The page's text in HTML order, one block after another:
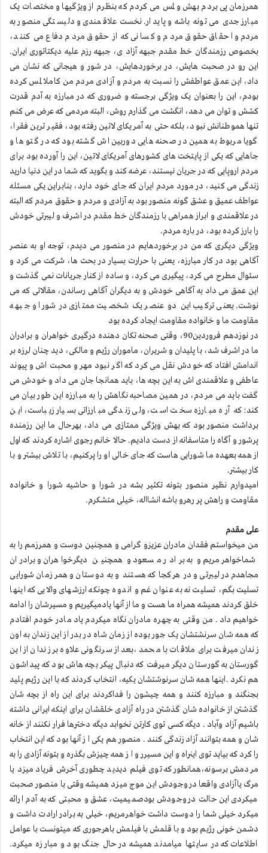
همرزمان پی بردم بهش و لمس می کردم که بنظرم از ویژگیها و مختصات یک
مبارز جدی می تونه باشه و پایدار. نخست علاقمندی و دلبستگی منصور به
مردم و احقاق حقوق مردم و کسانی که از حقوق مردم دفاع می کنند،
بخصوص رزمندگان خط مقدم جبهه آزاد ی، جبهه رزم علیه دیکتاتوری ایران.
این رو در صحبت هایش، در برخوردهایش، در شور و هیجانی که نشان می
داد، این عمق عواطفش را نسبت به مردم و آزادی مردم من کاملا لمس کرده
بودم، این را بعنوان یک ویژگی برجسته و ضروری که در مبارزه به آدم قدرت
کشش و توان می دهد، انگشت می گذارم روش، البته مردمی که عرض می کنم
تنها هموطنانش نبود، بلکه حتی به آمریکای لاتین رفته بود، فقیر ترین فقرا،
گویا مربوط به همین در صحنه هایی دوربین اش گشته بود که در گتو ها و
جاهایی که یکی از پایتخت های کشورهای آمریکای لاتین، این را آورده بود برای
مردم اروپایی که در جریان نیستند، عرضه کند و بگوید که شما در این دنیا دارید
زندگی می کنید، در مورد مردم ایران که جای خود دارد، بنابراین یکی مسئله
عواطف عمیق و عشق گونه منصور بود به آزادی و مردم و حقوق مردم که البته
در علاقمندی و ابراز همراهی با رزمندگان خط مقدم در اشرف و لیبرتی خودش
را بارز کرده بود، در باره مردم.
ویژگی دیگری که من در برخوردهایم در منصور می دیدم، توجه او به عنصر
آگاهی بود در کار مبارزه، یعنی با حرارت بسیار در بحث ها، شرکت می کرد و
سئوال مطرح می کرد، پیگیری می کرد، و ساده از کنار جریانات نمی گذشت و
این عمق می داد به آگاهی خودش و به دیگران آگاهی رساندن، مقالاتی که می
نوشت. یعنی ترکیب این دو عنصر یک شخصیت ممتازی در شورا و جبهه
مقاومت ما و خانواده مقاومت ایجاد کرده بود
در نوزدهم فروردین90، وقتی صحنه تکان دهنده درگیری خواهران و برادران
ما در اشرف شد، با پلیدان و شریران، ماموران رژیم و مالکی، دید چنان لرزه بر
اندامش افتاد که خودش نقل می کرد که اگر نبود مهر و محبت اش و پیوند
عاطفی و علاقمندی اش به این بچه ها، باید همانجا جان می داد و خودش می
گفت باید می مردم، در همین مصاحبه نگاهش را به مبارزه این طور بیان می
کند: که آره مبارزه سخت است، ولی زندگی مبارزاتی بسیار زیباست، این
برداشت منصور بود که بهش ویژگی ممتازی می داد، بهرحال ما این رزمنده
پرشور و آگاه را متاسفانه از دست دادیم. حالا خانم رجوی اشاره کردند که اول
از همه بعهده ما شورایی هاست که جای خالی او را پرکنیم، با تلاش بیشتر و با
کار بیشتر.
امیدوارم نظیر منصور بتونه تکثیر بشه در شورا و حاشیه شورا و خانواده
مقاومت و راهش پر رهرو باشه انشااله، خیلی متشکرم.
علی مقدم
من میخواستم فقدان مادران عزیزو گرامی و همچنین دوست و همرزمم را به
شماخواهر مریم و به برادر مسعود و همچنین دیگرخواهران و برادران
مجاهدم در لیبرتی و در هرکجا که هستند و به دوستان و همرزمان شورایی
تسلیت بگم، تسلیت نه به عنوان غم و اندوه چونکه ارزشهای والایی که اینها
خلق کردند همیشه همراه ما هست و ما از آنها یادمیگیریم و مسیرشان را ادامه
خواهیم داد . من وقتی به چهره مادران نگاه میکردم یاد مادر خودم افتادم
که همه شان سرنشتشان یک جور بوده از زمان شاه در بدر از این زندان به اون
زندان میرفت برای ملاقات با محمد،بعد از سرنگونی علاوه بر زندان از این
گورستان به گورستان دیگر میرفت که دنبال پیکر بچه هاش بود که پیداشون
هم نکرد .اینها همه شان سرنوشتشان یکیه، انتخاب کردند که با این رژیم پلید
بجنگند و مبارزه کنند و همه چیشون را فداکردند برای این راه از بچه شان
گذشتن از خانواده شان گذشتن در راه آزادی خلقشان برای اینکه ایرانی داشته
باشیم آزاد وآباد . دیگه کسی توی کارتن نخوابد دیگه دخترها فرار نکنند از خانه
شان و همه بتوانند آزاد زندگی کنند . منصور هم یکی ا ز آنها بود که این انتخاب
را کرد که بیاید توی اینراه و این مسیرر و ا ز همه چیزش بگذره و بتونه آزادی را به
مردمش برسونه،همانطور که توی فیلم دیدید چطوری آخرش فریاد میزد یا
مرگ یاآزادی واقعا در وجودش این موج میزد همیشه وقتی با منصور صحبت
میکردی این حالت در وجودش بودصمیمیت، عشق و محبتی که به آدم ارائه
میکرد خیلی شما را دوست داشت خواهرمریم، خیلی به برادر ارادت داشت و
دشمن خونی رژیم بود و با قلمش با فیلمش باهرجوری که میتونست با عوامل
اطلاعات که در سایتها میامدند همیشه در حال جنگ بود و مبارزه میکرد.